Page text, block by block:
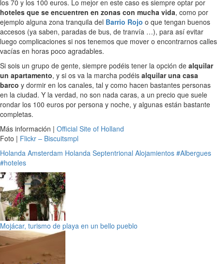
los 70 y los 100 euros. Lo mejor en este caso es siempre optar por
hoteles que se encuentren en zonas con mucha vida, como por
ejemplo alguna zona tranquila del Barrio Rojo o que tengan buenos
accesos (ya saben, paradas de bus, de tranvía …), para así evitar
luego complicaciones si nos tenemos que mover o encontrarnos calles
vacías en horas poco agradables.
Si sois un grupo de gente, siempre podéis tener la opción de alquilar
un apartamento, y si os va la marcha podéis alquilar una casa
barco y dormir en los canales, tal y como hacen bastantes personas
en la ciudad. Y la verdad, no son nada caras, a un precio que suele
rondar los 100 euros por persona y noche, y algunas están bastante
completas.
Más información | Official Site of Holland
Foto | Flickr – Biscuitsmpl
Holanda Amsterdam Holanda Septentrional Alojamientos #Albergues
#hoteles
Mojácar, turismo de playa en un bello pueblo